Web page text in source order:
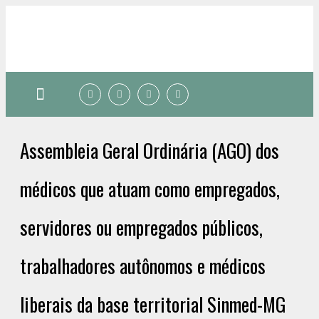
Assembleia Geral Ordinária (AGO) dos
médicos que atuam como empregados,
servidores ou empregados públicos,
trabalhadores autônomos e médicos
liberais da base territorial Sinmed-MG